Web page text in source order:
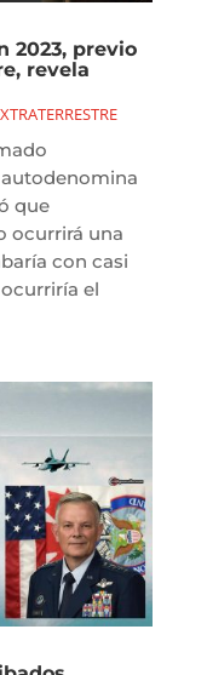
2023, previo
revela
que
ocurrirá una
con casi
el